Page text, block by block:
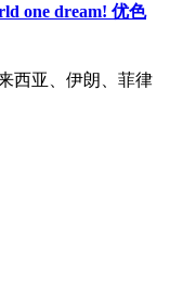
one dream! 优色
西亚、伊朗、菲律